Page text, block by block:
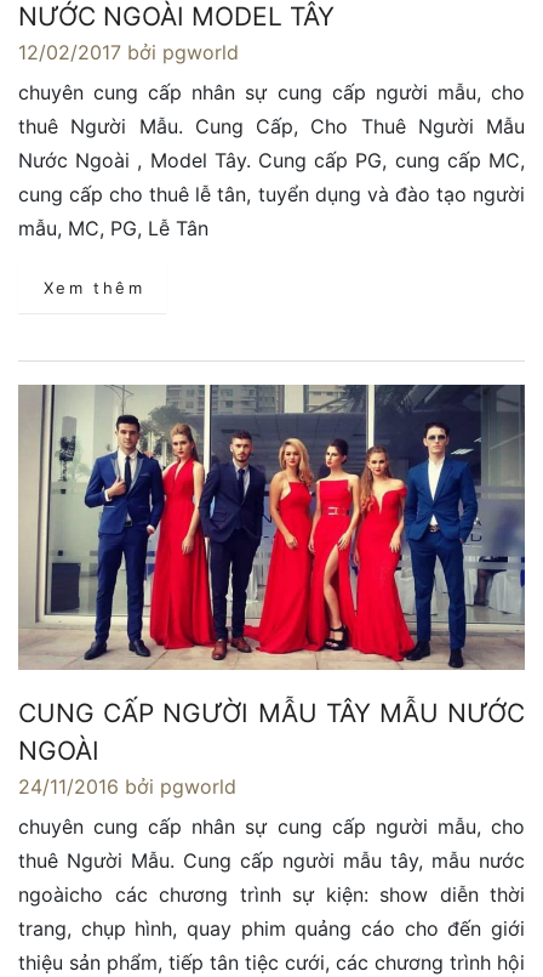
NƯỚC NGOÀI MODEL TÂY
12/02/2017 bởi pgworld
chuyên cung cấp nhân sự cung cấp người mẫu, cho
thuê Người Mẫu. Cung Cấp, Cho Thuê Người Mẫu
Nước Ngoài , Model Tây. Cung cấp PG, cung cấp MC,
cung cấp cho thuê lễ tân, tuyển dụng và đào tạo người
mẫu, MC, PG, Lễ Tân
Xem thêm
CUNG CẤP NGƯỜI MẪU TÂY MẪU NƯỚC
NGOÀI
24/11/2016 bởi pgworld
chuyên cung cấp nhân sự cung cấp người mẫu, cho
thuê Người Mẫu. Cung cấp người mẫu tây, mẫu nước
ngoàicho các chương trình sự kiện: show diễn thời
trang, chụp hình, quay phim quảng cáo cho đến giới
thiệu sản phẩm, tiếp tân tiệc cưới, các chương trình hội